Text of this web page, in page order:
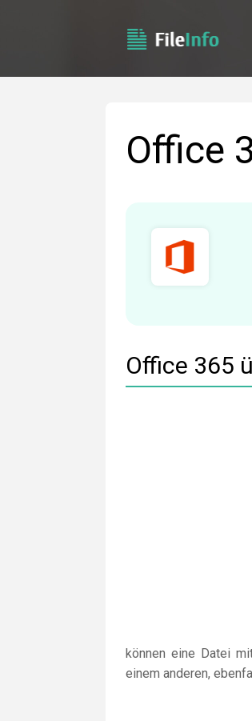
Office
Office 365
können eine Datei
einem anderen,